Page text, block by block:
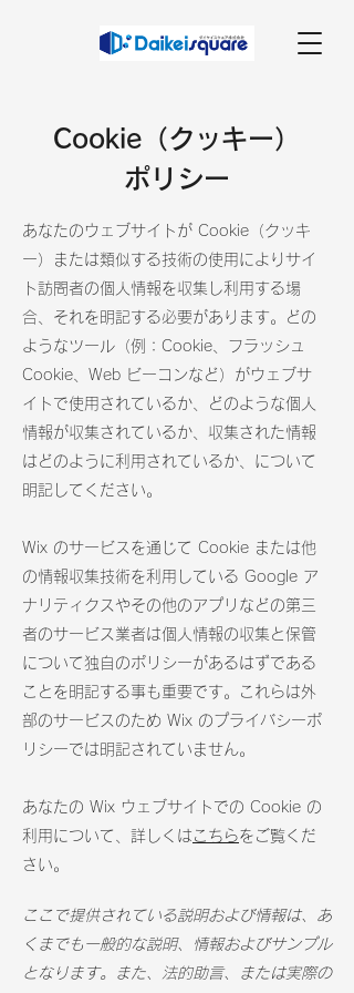
Cookie（クッキー）
ポリシー
あなたのウェブサイトが Cookie（クッキ
ー）または類似する技術の使用によりサイ
ト訪問者の個人情報を収集し利用する場
合、それを明記する必要があります。どの
ようなツール（例：Cookie、フラッシュ
Cookie、Web ビーコンなど）がウェブサ
イトで使用されているか、どのような個人
情報が収集されているか、収集された情報
はどのように利用されているか、について
明記してください。
Wix のサービスを通じて Cookie または他
の情報収集技術を利用している Google ア
ナリティクスやその他のアプリなどの第三
者のサービス業者は個人情報の収集と保管
について独自のポリシーがあるはずである
ことを明記する事も重要です。これらは外
部のサービスのため Wix のプライバシーポ
リシーでは明記されていません。
あなたの Wix ウェブサイトでの Cookie の
利用について、詳しくは こちらをご覧くだ
さい。
ここで提供されている説明および情報は、あ
くまでも一般的な説明、情報およびサンプル
となります。また、法的助言、または実際の